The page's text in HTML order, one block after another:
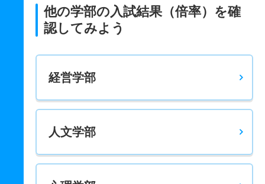
他の学部の入試結果（倍率）を確
認してみよう
経営学部
人文学部